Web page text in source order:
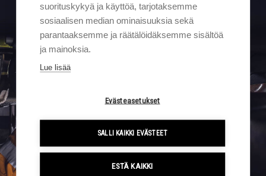
Sigmalla tapahtuu. Tilaa kampanjat ja uutiset suoraan
sähköpostiisi.
suorituskykyä ja käyttöä, tarjotaksemme
sosiaalisen median ominaisuuksia sekä
parantaaksemme ja räätälöidäksemme sisältöä
ja mainoksia.
Lue lisää
Evästeasetukset
SALLI KAIKKI EVÄSTEET
ESTÄ KAIKKI